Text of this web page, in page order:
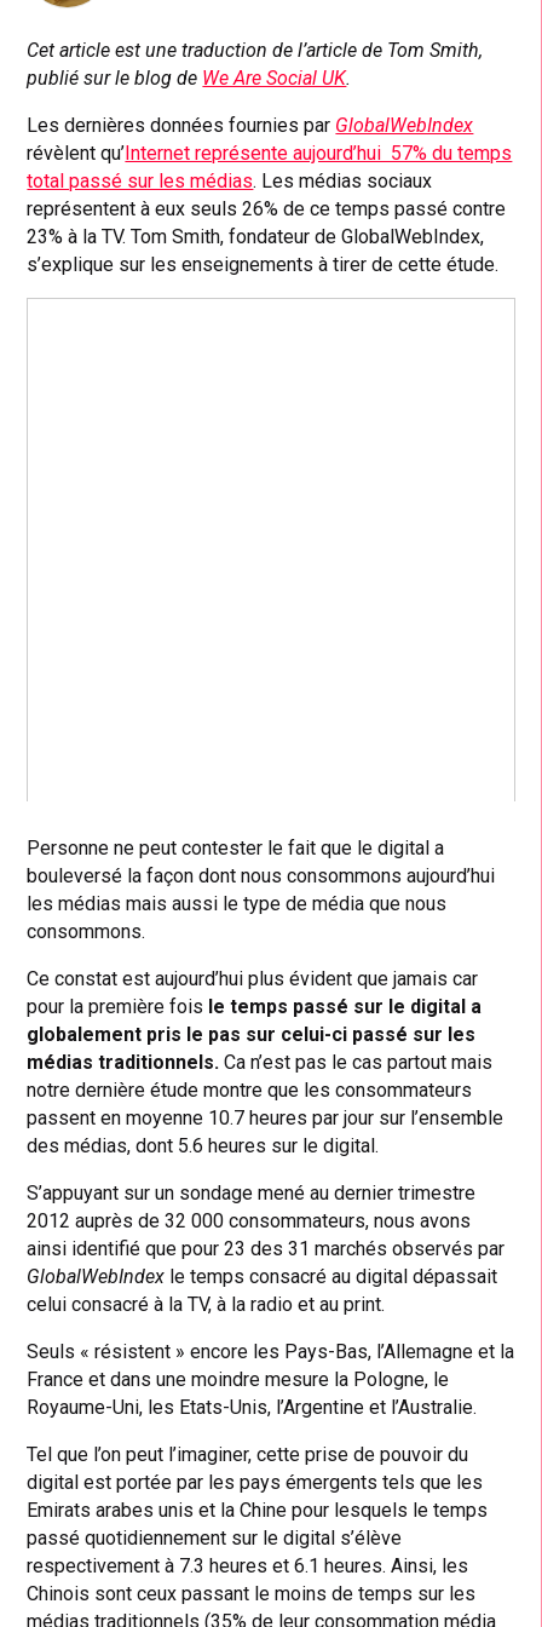
Cet article est une traduction de l’article de Tom Smith,
publié sur le blog de We Are Social UK.
Les dernières données fournies par GlobalWebIndex
révèlent qu’ Internet représente aujourd’hui 57% du temps
total passé sur les médias. Les médias sociaux
représentent à eux seuls 26% de ce temps passé contre
23% à la TV. Tom Smith, fondateur de GlobalWebIndex,
s’explique sur les enseignements à tirer de cette étude.
Personne ne peut contester le fait que le digital a
bouleversé la façon dont nous consommons aujourd’hui
les médias mais aussi le type de média que nous
consommons.
Ce constat est aujourd’hui plus évident que jamais car
pour la première fois le temps passé sur le digital a
globalement pris le pas sur celui-ci passé sur les
médias traditionnels. Ca n’est pas le cas partout mais
notre dernière étude montre que les consommateurs
passent en moyenne 10.7 heures par jour sur l’ensemble
des médias, dont 5.6 heures sur le digital.
S’appuyant sur un sondage mené au dernier trimestre
2012 auprès de 32 000 consommateurs, nous avons
ainsi identifié que pour 23 des 31 marchés observés par
GlobalWebIndex le temps consacré au digital dépassait
celui consacré à la TV, à la radio et au print.
Seuls « résistent » encore les Pays-Bas, l’Allemagne et la
France et dans une moindre mesure la Pologne, le
Royaume-Uni, les Etats-Unis, l’Argentine et l’Australie.
Tel que l’on peut l’imaginer, cette prise de pouvoir du
digital est portée par les pays émergents tels que les
Emirats arabes unis et la Chine pour lesquels le temps
passé quotidiennement sur le digital s’élève
respectivement à 7.3 heures et 6.1 heures. Ainsi, les
Chinois sont ceux passant le moins de temps sur les
médias traditionnels (35% de leur consommation média